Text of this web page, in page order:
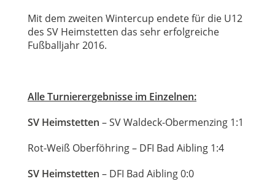
Mit dem zweiten Wintercup endete für die U12
des SV Heimstetten das sehr erfolgreiche
Fußballjahr 2016.
Alle Turnierergebnisse im Einzelnen:
SV Heimstetten – SV Waldeck-Obermenzing 1:1
Rot-Weiß Oberföhring – DFI Bad Aibling 1:4
SV Heimstetten – DFI Bad Aibling 0:0